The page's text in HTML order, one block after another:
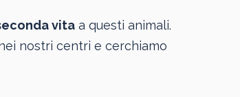
vitaa questi animali.
nostri centri e cerchiamo